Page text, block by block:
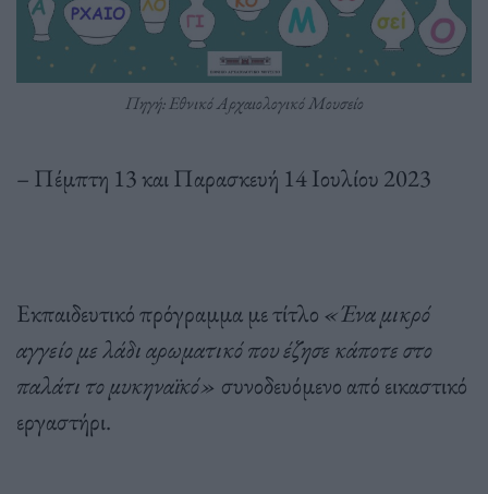
Πηγή: Εθνικό Αρχαιολογικό Μουσείο
– Πέμπτη 13 και Παρασκευή 14 Ιουλίου 2023
Εκπαιδευτικό πρόγραμμα με τίτλο «Ένα μικρό
αγγείο με λάδι αρωματικό που έζησε κάποτε στο
παλάτι το μυκηναϊκό» συνοδευόμενο από εικαστικό
εργαστήρι.